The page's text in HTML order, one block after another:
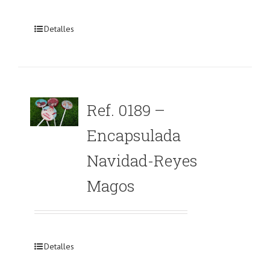
Detalles
Ref. 0189 –
Encapsulada
Navidad-Reyes
Magos
Detalles